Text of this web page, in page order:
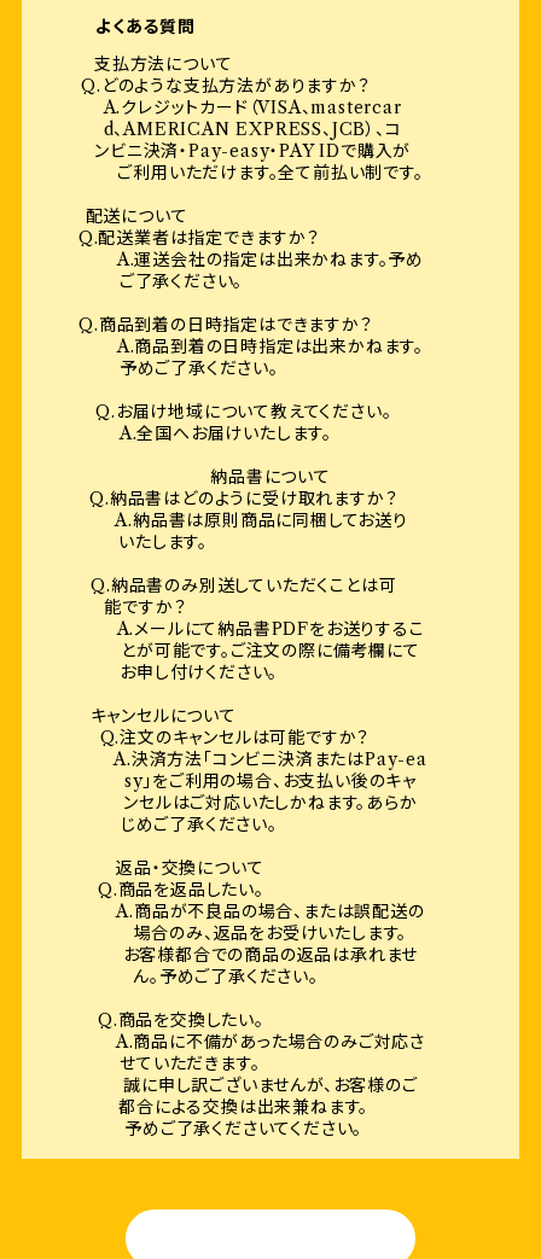
よくある質問
支払方法について
Q.どのような支払方法がありますか？
A.クレジットカード（VISA、mastercar
d、AMERICAN EXPRESS、JCB）、コ
ンビニ決済・Pay-easy・PAY IDで購入が
ご利用いただけます。全て前払い制です。
配送について
Q.配送業者は指定できますか？
A.運送会社の指定は出来かねます。予め
ご了承ください。
Q.商品到着の日時指定はできますか？
A.商品到着の日時指定は出来かねます。
予めご了承ください。
Q.お届け地域について教えてください。
A.全国へお届けいたします。
納品書について
Q.納品書はどのように受け取れますか？
A.納品書は原則商品に同梱してお送り
いたします。
Q.納品書のみ別送していただくことは可
能ですか？
A.メールにて納品書PDFをお送りするこ
とが可能です。ご注文の際に備考欄にて
お申し付けください。
キャンセルについて
Q.注文のキャンセルは可能ですか？
A.決済方法「コンビニ決済またはPay-ea
sy」をご利用の場合、お支払い後のキャ
ンセルはご対応いたしかねます。あらか
じめご了承ください。
返品・交換について
Q.商品を返品したい。
A.商品が不良品の場合、または誤配送の
場合のみ、返品をお受けいたします。
お客様都合での商品の返品は承れませ
ん。予めご了承ください。
Q.商品を交換したい。
A.商品に不備があった場合のみご対応さ
せていただきます。
誠に申し訳ございませんが、お客様のご
都合による交換は出来兼ねます。
予めご了承くださいてください。